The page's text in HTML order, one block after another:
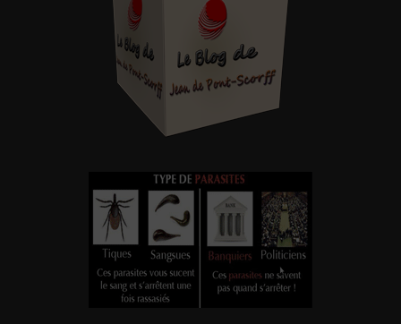
La fin des libertés commence par l’obligation